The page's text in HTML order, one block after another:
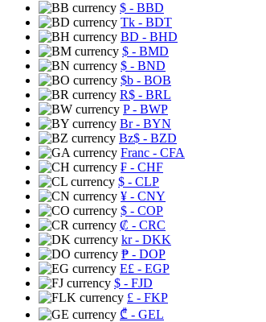
$ - BBD
Tk - BDT
BD - BHD
$ - BMD
$ - BND
$b - BOB
R$ - BRL
P- BWP
Br- BYN
Bz$ - BZD
Franc - CFA
₣ - CHF
$ - CLP
¥ - CNY
$ - COP
₡ - CRC
kr- DKK
₱ - DOP
E£ - EGP
$ - FJD
£ - FKP
₾ - GEL